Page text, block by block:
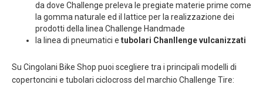
da dove Challenge preleva le pregiate materie prime come
la gomma naturale ed il lattice per la realizzazione dei
prodotti della linea Challenge Handmade
la linea di pneumatici e tubolari Chanllenge vulcanizzati
Su Cingolani Bike Shop puoi scegliere tra i principali modelli di
copertoncini e tubolari ciclocross del marchio Challenge Tire: